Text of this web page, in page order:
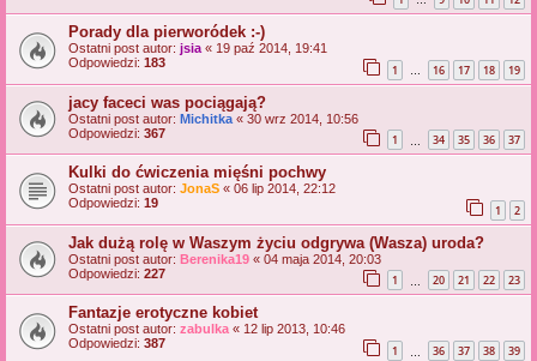
Porady dla pierworódek :-)
Ostatni post autor: jsia « 19 paź 2014, 19:41
Odpowiedzi: 183 1 … 16 17 18 19
jacy faceci was pociągają?
Ostatni post autor: Michitka « 30 wrz 2014, 10:56
Odpowiedzi: 367 1 34 35 36 37
Kulki do ćwiczenia mięśni pochwy
Ostatni post autor: JonaS « 06 lip 2014, 22:12
Odpowiedzi: 19 1 2
Jak dużą rolę w Waszym życiu odgrywa (Wasza) uroda?
Ostatni post autor: Berenika19 « 04 maja 2014, 20:03
Odpowiedzi: 227 1 20 21 22 23
Fantazje erotyczne kobiet
Ostatni post autor: zabulka « 12 lip 2013, 10:46
Odpowiedzi: 387 1 36 37 38 39